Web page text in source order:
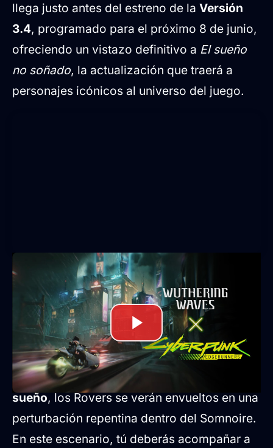
llega justo antes del estreno de la Versión
3.4, programado para el próximo 8 de junio,
ofreciendo un vistazo definitivo a El sueño
no soñado, la actualización que traerá a
personajes icónicos al universo del juego.
El regreso de Lucy y Rebecca
La narrativa de esta colaboración expande la
historia deLucy Kushinadatras los eventos
vistos en el anime. A través de la nueva
misión episódica permanente,
sueño, los Rovers se verán envueltos en una
perturbación repentina dentro del Somnoire.
En este escenario, tú deberás acompañar a